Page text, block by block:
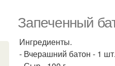
Запеченный
Ингредиенты.
- Вчерашний батон - 1 шт.